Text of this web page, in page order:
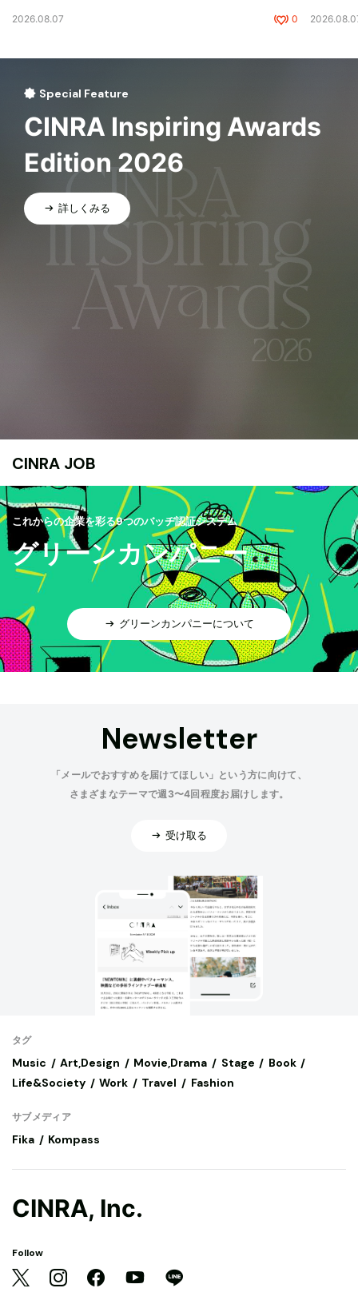
2026.08.07 0
Special Feature
CINRA Inspiring Awards
Edition 2026
詳しくみる
CINRA JOB
これからの企業を彩る9つのバッヂ認証システム
グリーンカンパニー
グリーンカンパニーについて
Newsletter
「メールでおすすめを届けてほしい」という方に向けて、
さまざまなテーマで週3〜4回程度お届けします。
受け取る
タグ
Music Art,Design Movie,Drama Stage
Book
Life&Society
Work Travel Fashion
サブメディア
Fika Kompass
CINRA, Inc.
Follow